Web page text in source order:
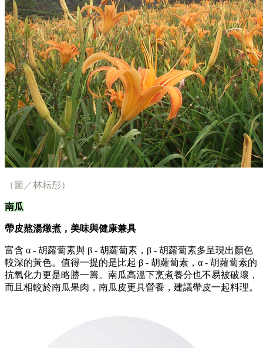
（圖／林耘彤）
南瓜
帶皮熬湯燉煮，美味與健康兼具
富含 α - 胡蘿蔔素與 β - 胡蘿蔔素，β - 胡蘿蔔素多呈現出顏色
較深的黃色。值得一提的是比起 β - 胡蘿蔔素，α - 胡蘿蔔素的
抗氧化力更是略勝一籌。南瓜高溫下烹煮養分也不易被破壞，
而且相較於南瓜果肉，南瓜皮更具營養，建議帶皮一起料理。